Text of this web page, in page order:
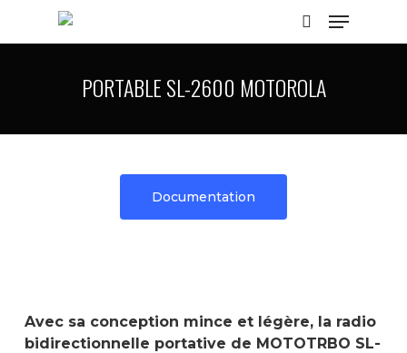
PORTABLE SL-2600 MOTOROLA
Documentation
Avec sa conception mince et légère, la radio
bidirectionnelle portative de MOTOTRBO SL-